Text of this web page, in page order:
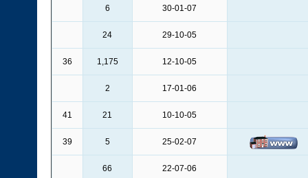
30-01-07
6
29-10-05
24
12-10-05
1,175
36
17-01-06
2
10-10-05
21
41
25-02-07
5
39
22-07-06
66